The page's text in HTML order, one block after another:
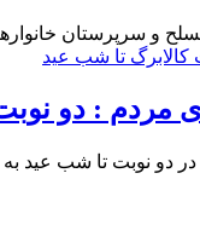
خانوارهایی که رقم
مردم : دو
دو نوبت تا شب عید